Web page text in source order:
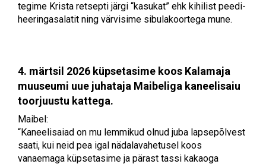
tegime Krista retsepti järgi “kasukat” ehk kihilist peedi-
heeringasalatit ning värvisime sibulakoortega mune.
4. märtsil 2026 küpsetasime koos Kalamaja
muuseumi uue juhataja Maibeliga kaneelisaiu
toorjuustu kattega.
Maibel:
“Kaneelisaiad on mu lemmikud olnud juba lapsepõlvest
saati, kui neid pea igal nädalavahetusel koos
vanaemaga küpsetasime ja pärast tassi kakaoga